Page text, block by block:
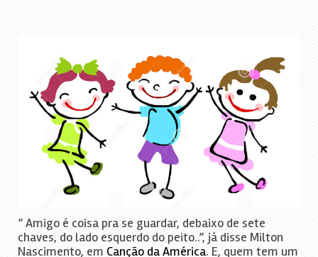
” Amigo é coisa pra se guardar, debaixo de sete
chaves, do lado esquerdo do peito..”, já disse Milton
Nascimento, em Canção da América. E, quem tem um